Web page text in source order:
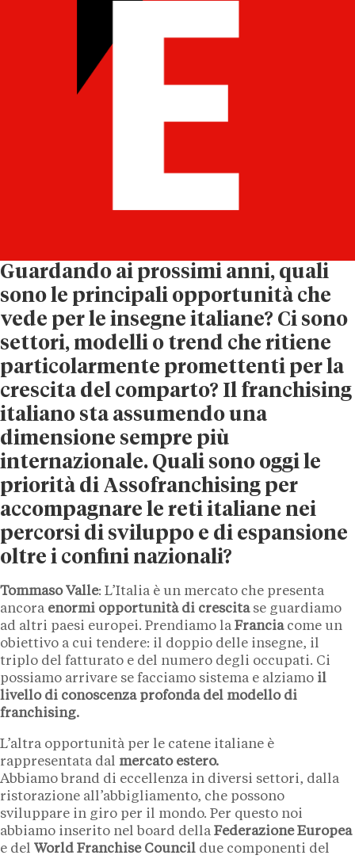
Guardando ai prossimi anni, quali
sono le principali opportunità che
vede per le insegne italiane? Ci sono
settori, modelli o trend che ritiene
particolarmente promettenti per la
crescita del comparto? Il franchising
italiano sta assumendo una
dimensione sempre più
internazionale. Quali sono oggi le
priorità di Assofranchising per
accompagnare le reti italiane nei
percorsi di sviluppo e di espansione
oltre i confini nazionali?
Tommaso Valle: L’Italia è un mercato che presenta
ancora enormi opportunità di crescitase guardiamo
ad altri paesi europei. Prendiamo la Franciacome un
obiettivo a cui tendere: il doppio delle insegne, il
triplo del fatturato e del numero degli occupati. Ci
possiamo arrivare se facciamo sistema e alziamo il
livello di conoscenza profonda del modello di
franchising.
L’altra opportunità per le catene italiane è
rappresentata dal mercato estero.
Abbiamo brand di eccellenza in diversi settori, dalla
ristorazione all’abbigliamento, che possono
sviluppare in giro per il mondo. Per questo noi
abbiamo inserito nel board della Federazione Europea
e del World Franchise Council due componenti del